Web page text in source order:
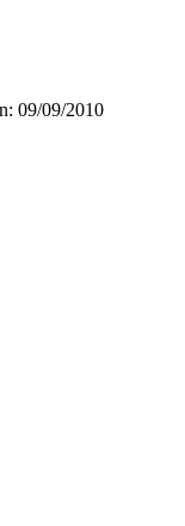
09/09/2010